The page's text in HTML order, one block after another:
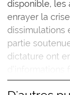
disponible, les
enrayer la
dissimulations
partie
dictature ont
endiguement